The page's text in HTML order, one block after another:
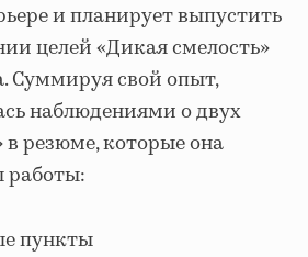
и планирует выпустить
целей «Дикая смелость»
Суммируя свой опыт,
наблюдениями о двух
в резюме, которые она
работы:
пункты